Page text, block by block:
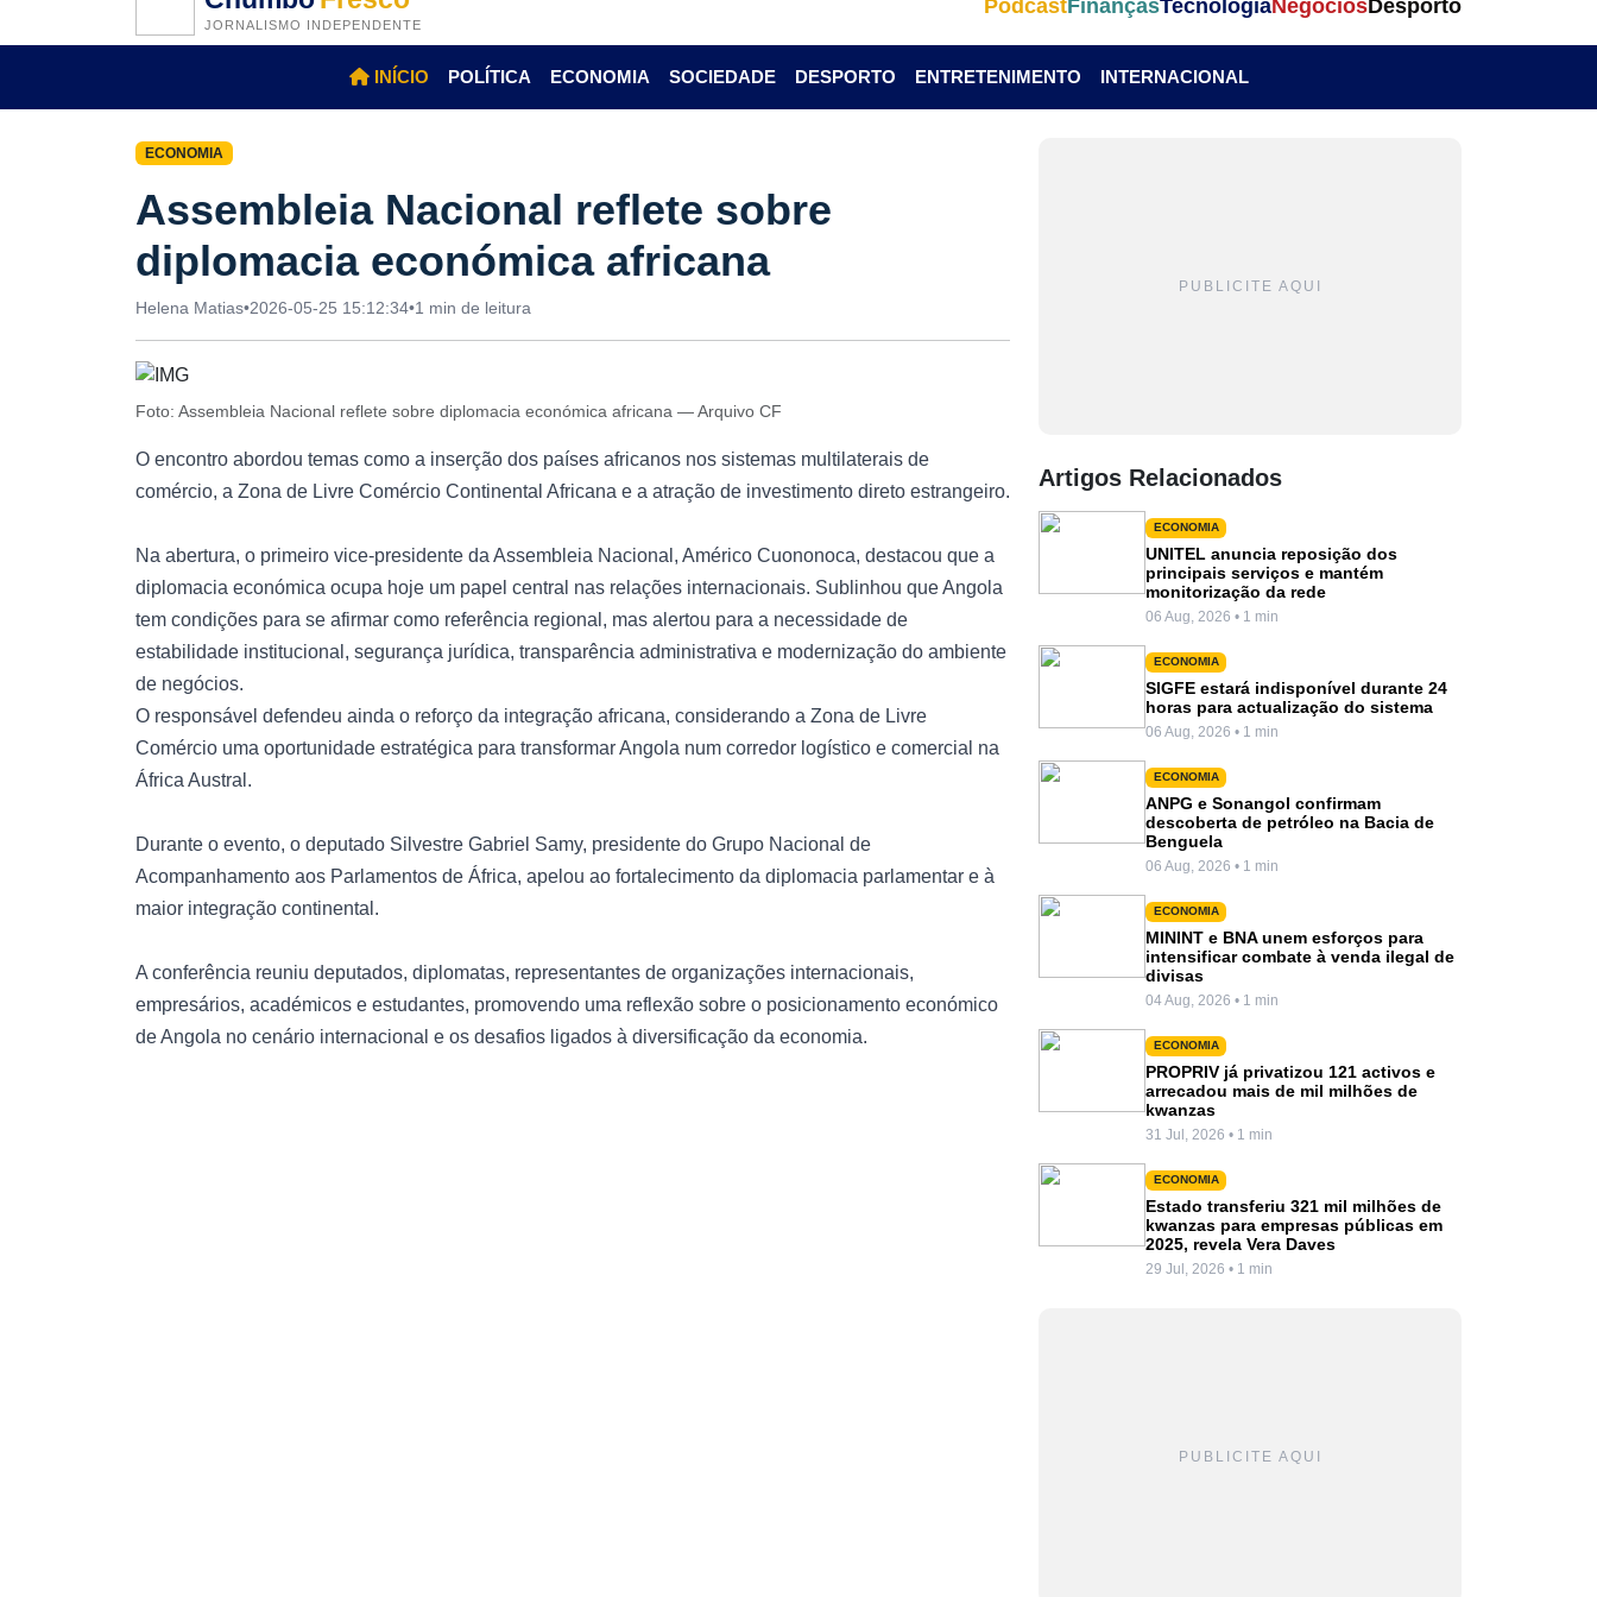
JORNALISMO INDEPENDENTE
PodcastFinançasTecnologiaNegóciosDesporto
INÍCIO POLÍTICA ECONOMIA SOCIEDADE DESPORTO ENTRETENIMENTO INTERNACIONAL
ECONOMIA
Assembleia Nacional reflete sobre
diplomacia económica africana
Helena Matias•2026-05-25 15:12:34•1 min de leitura
Foto: Assembleia Nacional reflete sobre diplomacia económica africana — Arquivo CF
O encontro abordou temas como a inserção dos países africanos nos sistemas multilaterais de
comércio, a Zona de Livre Comércio Continental Africana e a atração de investimento direto estrangeiro.
Na abertura, o primeiro vice-presidente da Assembleia Nacional, Américo Cuononoca, destacou que a
diplomacia económica ocupa hoje um papel central nas relações internacionais. Sublinhou que Angola
tem condições para se afirmar como referência regional, mas alertou para a necessidade de
estabilidade institucional, segurança jurídica, transparência administrativa e modernização do ambiente
de negócios.
O responsável defendeu ainda o reforço da integração africana, considerando a Zona de Livre
Comércio uma oportunidade estratégica para transformar Angola num corredor logístico e comercial na
África Austral.
Durante o evento, o deputado Silvestre Gabriel Samy, presidente do Grupo Nacional de
Acompanhamento aos Parlamentos de África, apelou ao fortalecimento da diplomacia parlamentar e à
maior integração continental.
A conferência reuniu deputados, diplomatas, representantes de organizações internacionais,
empresários, académicos e estudantes, promovendo uma reflexão sobre o posicionamento económico
de Angola no cenário internacional e os desafios ligados à diversificação da economia.
PUBLICITE AQUI
Artigos Relacionados
ECONOMIA
UNITEL anuncia reposição dos
principais serviços e mantém
monitorização da rede
06 Aug, 2026 • 1 min
ECONOMIA
SIGFE estará indisponível durante 24
horas para actualização do sistema
06 Aug, 2026 • 1 min
ECONOMIA
ANPG e Sonangol confirmam
descoberta de petróleo na Bacia de
Benguela
06 Aug, 2026 • 1 min
ECONOMIA
MININT e BNA unem esforços para
intensificar combate à venda ilegal de
divisas
04 Aug, 2026 • 1 min
ECONOMIA
PROPRIV já privatizou 121 activos e
arrecadou mais de mil milhões de
kwanzas
31 Jul, 2026 • 1 min
ECONOMIA
Estado transferiu 321 mil milhões de
kwanzas para empresas públicas em
2025, revela Vera Daves
29 Jul, 2026 • 1 min
PUBLICITE AQUI